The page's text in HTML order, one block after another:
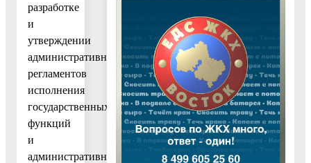
разработке
и
утверждении
административных
регламентов
исполнения
государственных
функций
и
административных